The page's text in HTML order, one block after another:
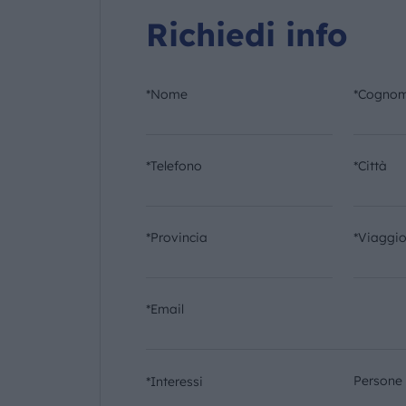
Richiedi info
*Nome
*Telefono *Città
*Provincia
*Email
*Interessi Persone